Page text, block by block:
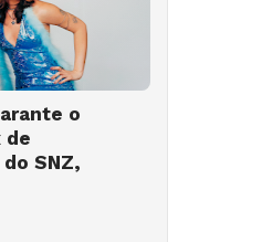
o
de
SNZ,